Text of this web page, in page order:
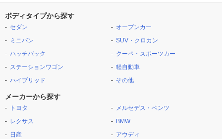
ボディタイプから探す
セダン
ミニバン
ハッチバック
ステーションワゴン
ハイブリッド
オープンカー
SUV・クロカン
クーペ・スポーツカー
軽自動車
その他
メーカーから探す
トヨタ
レクサス
日産
メルセデス・ベンツ
BMW
アウディ